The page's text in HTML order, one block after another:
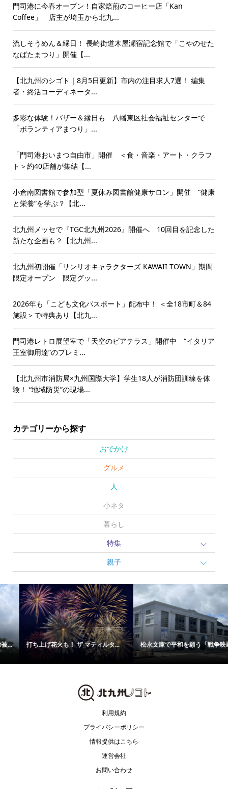
門司港に今春オープン！自家焙煎のコーヒー店「Kan
Coffee」 店主が埼玉から北九...
流しそうめん＆縁日！ 長崎街道木屋瀬宿記念館で「こやのせた
なばたまつり」開催【...
【北九州のシゴト｜8月5日更新】市内の注目求人7選！ 編集
者・終活コーディネータ...
多彩な体験！バザー＆縁日も 八幡東区社会福祉センターで
「ボランティアまつり」...
「門司港おいまつ自由市」開催 ＜食・音楽・アート・クラフ
ト＞約40店舗が集結【...
小倉南図書館で参加型「夏休み図書館健康サロン」開催 “健康
と栄養”を学ぶ？【北...
北九州メッセで『TGC北九州2026』開催へ 10回目を記念した
新たな企画も？【北九州...
北九州初開催「サンリオキャラクターズ KAWAII TOWN」期間
限定オープン 限定グッ...
2026年も「こども文化パスポート」配布中！ ＜全18市町＆84
施設＞で特典あり【北九...
門司港レトロ展望室で「天空のビアテラス」開催中 “イタリア
王室御用達”のプレミ...
【北九州市消防局×九州国際大学】学生18人が消防団訓練を体
験！ “地域防災”の現場...
カテゴリーから探す
おでかけ
グルメ
人
小ネタ
暮らし
特集
親子
打ち上げ花火も！ ザ マティルタ... 松永文庫で平和を願う「戦争映画...
利用規約
プライバシーポリシー
情報提供はこちら
運営会社
お問い合わせ